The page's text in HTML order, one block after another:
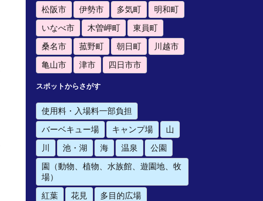
松阪市
伊勢市 多気町
明和町
いなべ市
木曽岬町
東員町
桑名市
菰野町 朝日町
川越市
亀山市
津市 四日市市
スポットからさがす
使用料・入場料一部負担
バーベキュー場
キャンプ場
山
川
池・湖 海 温泉
公園
園（動物、植物、水族館、遊園地、牧
場）
紅葉
花見
多目的広場